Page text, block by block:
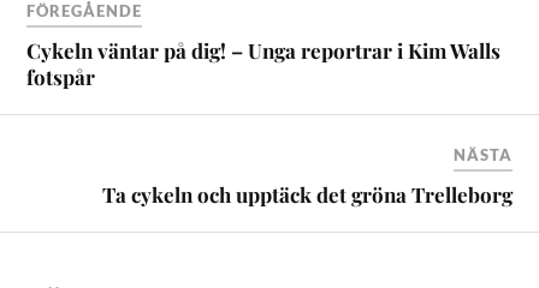
FÖREGÅENDE
Cykeln väntar på dig! – Unga reportrar i Kim Walls
fotspår
NÄSTA
Ta cykeln och upptäck det gröna Trelleborg